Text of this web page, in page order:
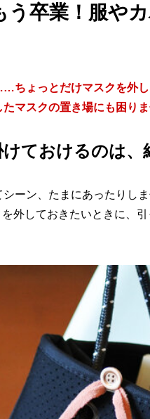
卒業！服や
ょっとだけマスクを外し
マスクの置き場にも困りま
ておけるのは、
ーン、たまにあったりし
外しておきたいときに、